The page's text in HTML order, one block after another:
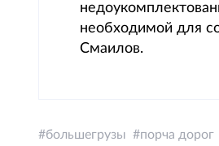
необходимой для
Смаилов.
большегрузы порча дорог